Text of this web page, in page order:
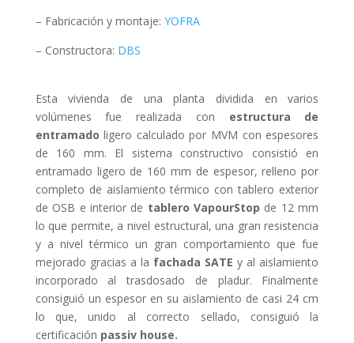
– Fabricación y montaje: YOFRA
– Constructora: DBS
Esta vivienda de una planta dividida en varios
volúmenes fue realizada con estructura de
entramado ligero calculado por MVM con espesores
de 160 mm. El sistema constructivo consistió en
entramado ligero de 160 mm de espesor, relleno por
completo de aislamiento térmico con tablero exterior
de OSB e interior de tablero VapourStop de 12 mm
lo que permite, a nivel estructural, una gran resistencia
y a nivel térmico un gran comportamiento que fue
mejorado gracias a la fachada SATE y al aislamiento
incorporado al trasdosado de pladur. Finalmente
consiguió un espesor en su aislamiento de casi 24 cm
lo que, unido al correcto sellado, consiguió la
certificación passiv house.